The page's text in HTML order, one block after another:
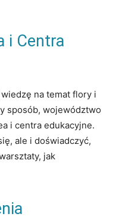
i Centra
na temat flory i
sposób, województwo
i centra edukacyjne.
ale i doświadczyć,
jak